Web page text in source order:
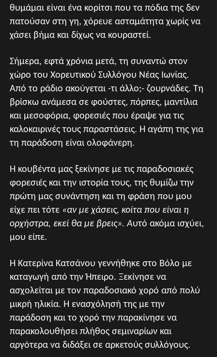
θυμάμαι είναι ένα κορίτσι που τα πόδια της δεν
πατούσαν στη γη, χόρευε ασταμάτητα χωρίς να
χάσει βήμα και δίχως να κουραστεί.
Σήμερα, εφτά χρόνια μετά, τη συναντώ στον
χώρο του Χορευτικού Συλλόγου Νέας Ιωνίας.
Από το ράδιο ακούγεται -τι άλλο;- ζουρνάδες. Τη
βρίσκω ανάμεσα σε φούστες, πόρπες, μαντίλια
και μεσοφόρια, φορεσιές που έραψε για τις
καλοκαιρινές τους παραστάσεις. Η αγάπη της για
τη παράδοση είναι ολοφάνερη.
Η κουβέντα μας ξεκίνησε με τις παραδοσιακές
φορεσιές και την ιστορία τους, της θυμίζω την
πρώτη μας συνάντηση και τη φράση που μου
είχε πει τότε «αν με χάσεις, κοίτα που είναι η
ορχήστρα, εκεί θα με βρεις». Αυτό ακόμα ισχύει,
μου είπε.
Η Κατερίνα Κατσάνου γεννήθηκε στο Βόλο με
καταγωγή από την Ήπειρο. Ξεκίνησε να
ασχολείται με τον παραδοσιακό χορό από πολύ
μικρή ηλικία. Η ενασχόλησή της με την
παράδοση και το χορό την παρακίνησε να
παρακολουθήσει πλήθος σεμιναρίων και
αργότερα να διδάξει σε αρκετούς συλλόγους.